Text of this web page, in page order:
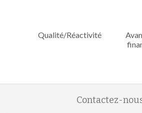
Qualité/Réactivité
Contactez-